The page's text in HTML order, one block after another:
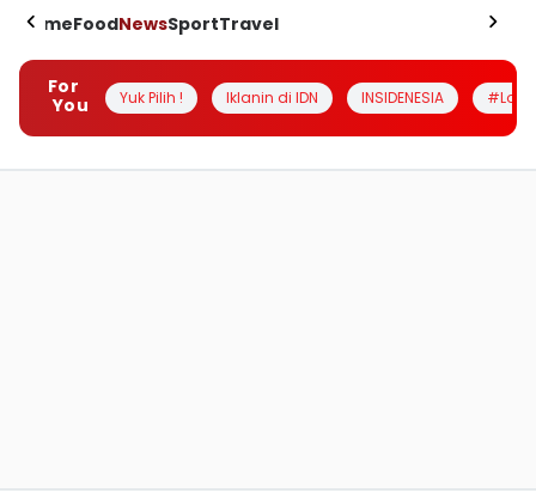
HomeFoodNewsSportTravel
For
You
Yuk Pilih ! Iklanin di IDN INSIDENESIA